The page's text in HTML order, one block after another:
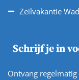
Zeilvakantie
Schrijf je in
Ontvang